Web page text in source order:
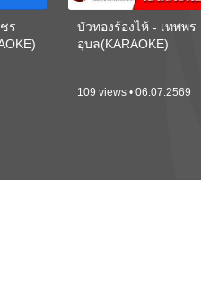
ร
บัวทองร้องไห้ - เทพพร
อุบล(KARAOKE)
109 views • 06.07.2569